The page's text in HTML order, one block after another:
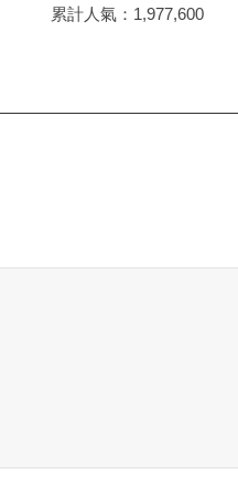
累計人氣： 1,977,600